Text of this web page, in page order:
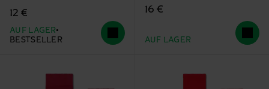
12 €
AUF LAGER
BESTSELLER
16 €
AUF LAGER